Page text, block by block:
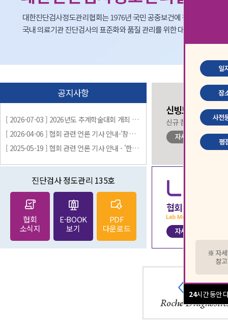
24시간 동안
공지사항
[ 2026-07-03 ] 2026년도 추계학술대회 개최 안내
[ 2026-04-06 ] 협회 관련 언론 기사 안내-'창립 50주년 기념 국제학술대회 개최'
[ 2025-05-19 ] 협회 관련 언론 기사 안내 - '한국표준과학연구원과 MOU 체결'
진단검사 정도관리 135호
협회
소식지
E-BOOK
보기
PDF
다운로드